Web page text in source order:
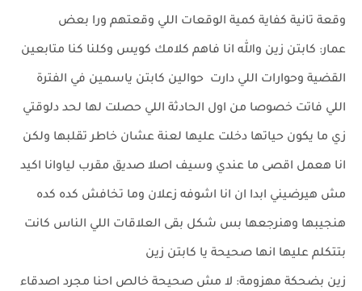
وقعة تانية كفاية كمية الوقعات اللي وقعتهم ورا بعض
عمار: كابتن زين والله انا فاهم كلامك كويس وكلنا كنا متابعين
القضية وحوارات اللي دارت حوالين كابتن ياسمين في الفترة
اللي فاتت خصوصا من اول الحادثة اللي حصلت لها لحد دلوقتي
زي ما يكون حياتها دخلت عليها لعنة عشان خاطر تقلبها ولكن
انا هعمل اقصى ما عندي وسيف اصلا صديق مقرب لياوانا اكيد
مش هيرضيني ابدا ان انا اشوفه زعلان وما تخافش كده كده
هنجيبها وهنرجعها بس شكل بقى العلاقات اللي الناس كانت
بتتكلم عليها انها صحيحة يا كابتن زين
زين بضحكة مهزومة: لا مش صحيحة خالص احنا مجرد اصدقاء